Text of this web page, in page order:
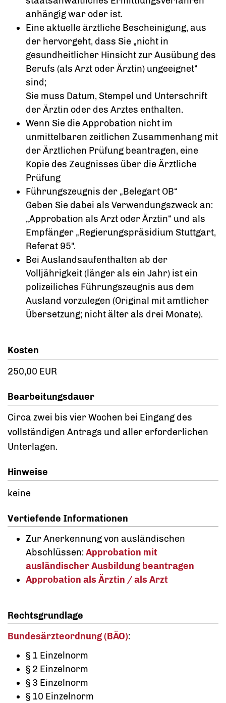
anhängig war oder ist.
Eine aktuelle ärztliche Bescheinigung, aus
der hervorgeht, dass Sie „nicht in
gesundheitlicher Hinsicht zur Ausübung des
Berufs (als Arzt oder Ärztin) ungeeignet“
sind;
Sie muss Datum, Stempel und Unterschrift
der Ärztin oder des Arztes enthalten.
Wenn Sie die Approbation nicht im
unmittelbaren zeitlichen Zusammenhang mit
der Ärztlichen Prüfung beantragen, eine
Kopie des Zeugnisses über die Ärztliche
Prüfung
Führungszeugnis der „Belegart OB“
Geben Sie dabei als Verwendungszweck an:
„Approbation als Arzt oder Ärztin“ und als
Empfänger „Regierungspräsidium Stuttgart,
Referat 95".
Bei Auslandsaufenthalten ab der
Volljährigkeit (länger als ein Jahr) ist ein
polizeiliches Führungszeugnis aus dem
Ausland vorzulegen (Original mit amtlicher
Übersetzung; nicht älter als drei Monate).
Kosten
250,00 EUR
Bearbeitungsdauer
Circa zwei bis vier Wochen bei Eingang des
vollständigen Antrags und aller erforderlichen
Unterlagen.
Hinweise
keine
Vertiefende Informationen
Zur Anerkennung von ausländischen
Abschlüssen: Approbation mit
ausländischer Ausbildung beantragen
Approbation als Ärztin / als Arzt
Rechtsgrundlage
Bundesärzteordnung (BÄO):
§ 1 Einzelnorm
§ 2 Einzelnorm
§ 3 Einzelnorm
§ 10 Einzelnorm